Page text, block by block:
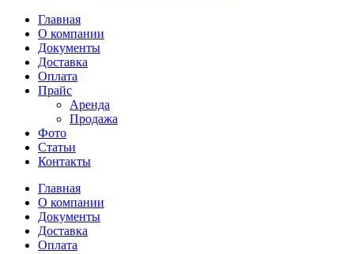
Главная
О компании
Документы
Доставка
Оплата
Прайс
Аренда
Продажа
Фото
Статьи
Контакты
Главная
О компании
Документы
Доставка
Оплата